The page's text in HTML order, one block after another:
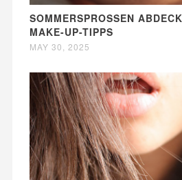
SOMMERSPROSSEN
MAKE-UP-TIPPS
MAY 30, 2025